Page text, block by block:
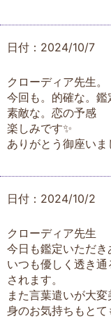
日付：2024/10/7
クローディア先生。
今回も。的確な。鑑
素敵な。恋の予感
楽しみです✨
ありがとう御座いま
日付：2024/10/2
クローディア先生
今日も鑑定いただき
いつも優しく透き
されます。
また言葉遣いが大
身のお気持ちもと